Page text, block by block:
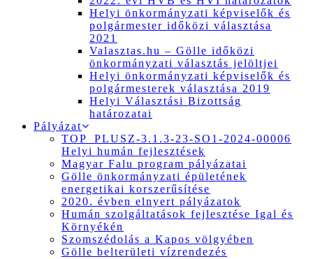
Helyi önkormányzati képviselők és
polgármester időközi választása
2021
Valasztas.hu – Gölle időközi
önkormányzati választás jelöltjei
Helyi önkormányzati képviselők és
polgármesterek választása 2019
Helyi Választási Bizottság
határozatai
Pályázat
TOP_PLUSZ-3.1.3-23-SO1-2024-00006
Helyi humán fejlesztések
Magyar Falu program pályázatai
Gölle önkormányzati épületének
energetikai korszerűsítése
2020. évben elnyert pályázatok
Humán szolgáltatások fejlesztése Igal és
Környékén
Szomszédolás a Kapos völgyében
Gölle belterületi vízrendezés